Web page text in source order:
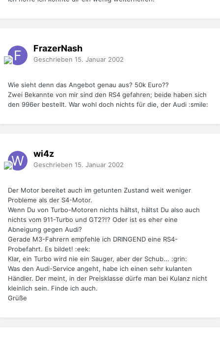
FrazerNash
Geschrieben 15. Januar 2002
Wie sieht denn das Angebot genau aus? 50k Euro??
Zwei Bekannte von mir sind den RS4 gefahren; beide haben sich
den 996er bestellt. War wohl doch nichts für die, der Audi :smile:
wi4z
Geschrieben 15. Januar 2002
Der Motor bereitet auch im getunten Zustand weit weniger
Probleme als der S4-Motor.
Wenn Du von Turbo-Motoren nichts hältst, hältst Du also auch
nichts vom 911-Turbo und GT2?!? Oder ist es eher eine
Abneigung gegen Audi?
Gerade M3-Fahrern empfehle ich DRINGEND eine RS4-
Probefahrt. Es bildet! :eek:
Klar, ein Turbo wird nie ein Sauger, aber der Schub... :grin:
Was den Audi-Service angeht, habe ich einen sehr kulanten
Händler. Der meint, in der Preisklasse dürfe man bei Kulanz nicht
kleinlich sein. Finde ich auch.
Grüße